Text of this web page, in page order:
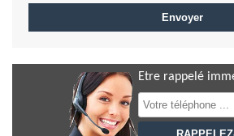
Etre rappelé